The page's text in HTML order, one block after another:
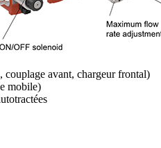
couplage avant, chargeur frontal)
mobile)